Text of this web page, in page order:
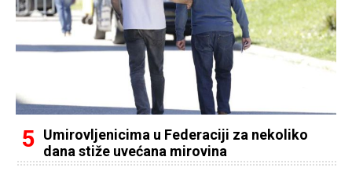
Umirovljenicima u Federaciji za nekoliko
dana stiže uvećana mirovina